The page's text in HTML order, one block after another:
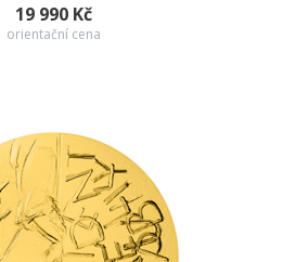
19 990 Kč
orientační cena